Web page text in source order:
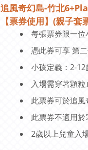
追風奇幻島-竹北
【票券使用】(親子套
每張票券限一位
憑此券可享 第
小孩定義：2-
入場需穿著顆
此票券可於追
此票券不適用於
2歲以上兒童入